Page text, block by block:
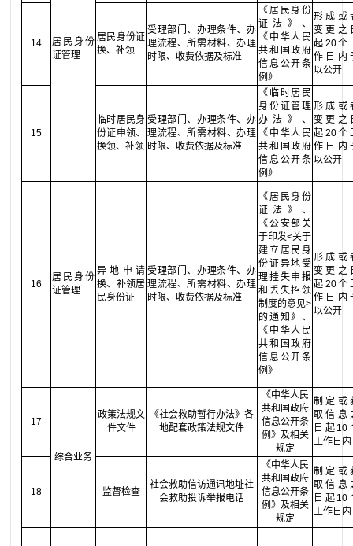
居民身份
证管理
14
居民身份证
换、补领
受理部门、办理条件、办
理流程、所需材料、办理
时限、收费依据及标准
《居民身份
证法》、
《中华人民
共和国政府
信息公开条
例》
形成或
变更之
起20个
作日内
以公开
15
临时居民身
份证申领、
换领、补领
受理部门、办理条件、办
理流程、所需材料、办理
时限、收费依据及标准
《临时居民
身份证管理
办法》、
《中华人民
共和国政府
信息公开条
例》
形成或
变更之
起20个
作日内
以公开
16
居民身份
证管理
异地申请
换、补领居
民身份证
受理部门、办理条件、办
理流程、所需材料、办理
时限、收费依据及标准
《居民身份
证法》、
《公安部关
于印发<关于
建立居民身
份证异地受
理挂失申报
和丢失招领
制度的意见>
的通知》、
《中华人民
共和国政府
信息公开条
例》
形成或
变更之
起20个
作日内
以公开
17
综合业务
政策法规文
件文件
《社会救助暂行办法》各
地配套政策法规文件
《中华人民
共和国政府
信息公开条
例》 及相关
规定
制定或
取信息
日起10
工作日内
18 监督检查
社会救助信访通讯地址社
会救助投诉举报电话
《中华人民
共和国政府
信息公开条
例》 及相关
规定
制定或
取信息
日起10
工作日内